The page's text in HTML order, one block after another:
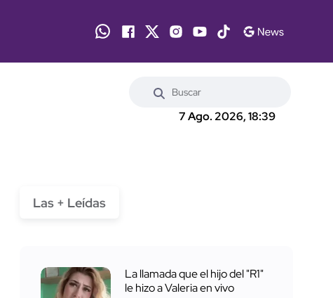
7 Ago. 2026, 18:39
Las + Leídas
La llamada que el hijo del "R1"
le hizo a Valeria en vivo